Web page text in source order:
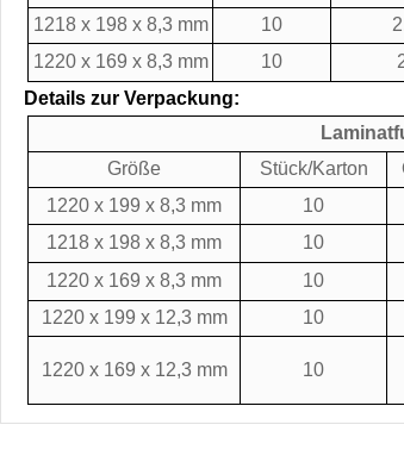
1218 x 198 x 8,3 mm
10
1220 x 169 x 8,3 mm
10
Details zur Verpackung:
Größe
Stück/Karton
1220 x 199 x 8,3 mm
10
1218 x 198 x 8,3 mm
10
1220 x 169 x 8,3 mm
10
1220 x 199 x 12,3 mm
10
1220 x 169 x 12,3 mm 10